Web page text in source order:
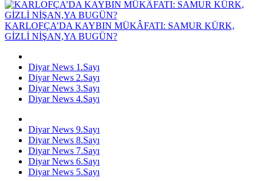
KARLOFÇA’DA KAYBIN MÜKÂFATI: SAMUR KÜRK,
GİZLİ NİŞAN,YA BUGÜN?
Diyar News 1.Sayı
Diyar News 2.Sayı
Diyar News 3.Sayı
Diyar News 4.Sayı
Diyar News 9.Sayı
Diyar News 8.Sayı
Diyar News 7.Sayı
Diyar News 6.Sayı
Diyar News 5.Sayı